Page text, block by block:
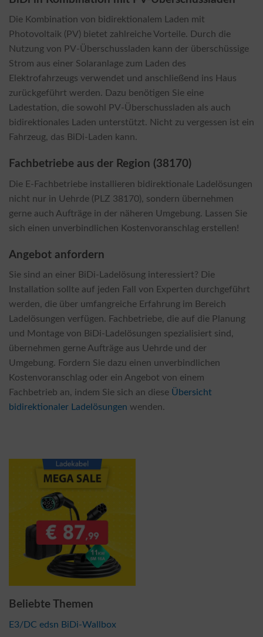
Die Kombination von bidirektionalem Laden mit
Photovoltaik (PV) bietet zahlreiche Vorteile. Durch die
Nutzung von PV-Überschussladen kann der überschüssige
Strom aus einer Solaranlage zum Laden des
Elektrofahrzeugs verwendet und anschließend ins Haus
zurückgeführt werden. Dazu benötigen Sie eine
Ladestation, die sowohl PV-Überschussladen als auch
bidirektionales Laden unterstützt. Nicht zu vergessen ist ein
Fahrzeug, das BiDi-Laden kann.
Fachbetriebe aus der Region (38170)
Die E-Fachbetriebe installieren bidirektionale Ladelösungen
nicht nur in Uehrde (PLZ 38170), sondern übernehmen
gerne auch Aufträge in der näheren Umgebung. Lassen Sie
sich einen unverbindlichen Kostenvoranschlag erstellen!
Angebot anfordern
Sie sind an einer BiDi-Ladelösung interessiert? Die
Installation sollte auf jeden Fall von Experten durchgeführt
werden, die über umfangreiche Erfahrung im Bereich
Ladelösungen verfügen. Fachbetriebe, die auf die Planung
und Montage von BiDi-Ladelösungen spezialisiert sind,
übernehmen gerne Aufträge aus Uehrde und der
Umgebung. Fordern Sie dazu einen unverbindlichen
Kostenvoranschlag oder ein Angebot von einem
Fachbetrieb an, indem Sie sich an diese Übersicht
bidirektionaler Ladelösungen wenden.
Beliebte Themen
E3/DC edsn BiDi-Wallbox